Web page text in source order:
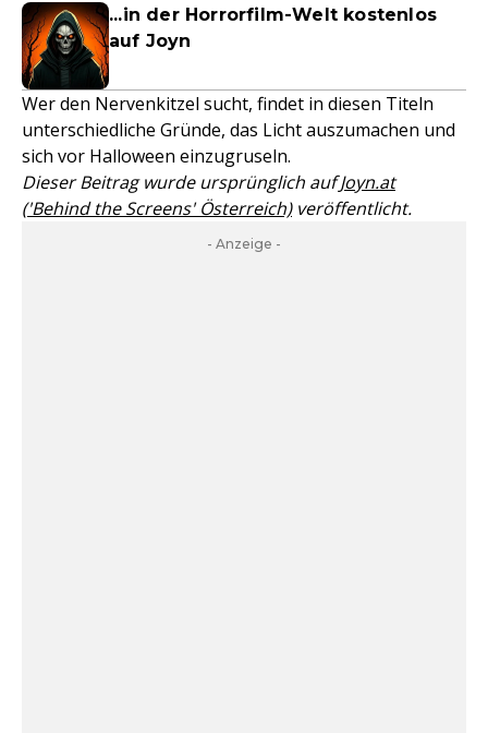
...in der Horrorfilm-Welt kostenlos
auf Joyn
Wer den Nervenkitzel sucht, findet in diesen Titeln
unterschiedliche Gründe, das Licht auszumachen und
sich vor Halloween einzugruseln.
Dieser Beitrag wurde ursprünglich aufJoyn.at
('Behind the Screens' Österreich)veröffentlicht.
- Anzeige -